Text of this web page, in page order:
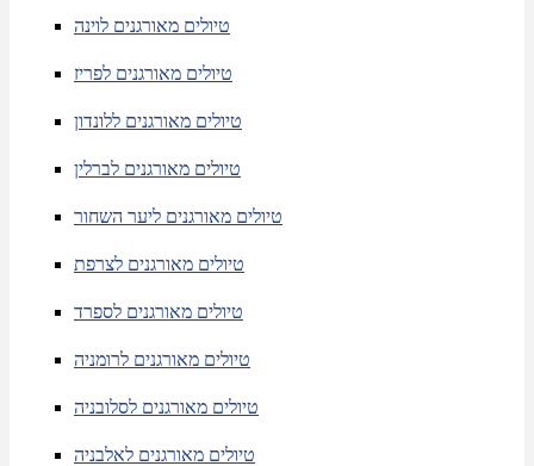
טיולים מאורגנים לוינה
טיולים מאורגנים לפריז
טיולים מאורגנים ללונדון
טיולים מאורגנים לברלין
טיולים מאורגנים ליער השחור
טיולים מאורגנים לצרפת
טיולים מאורגנים לספרד
טיולים מאורגנים לרומניה
טיולים מאורגנים לסלובניה
טיולים מאורגנים לאלבניה